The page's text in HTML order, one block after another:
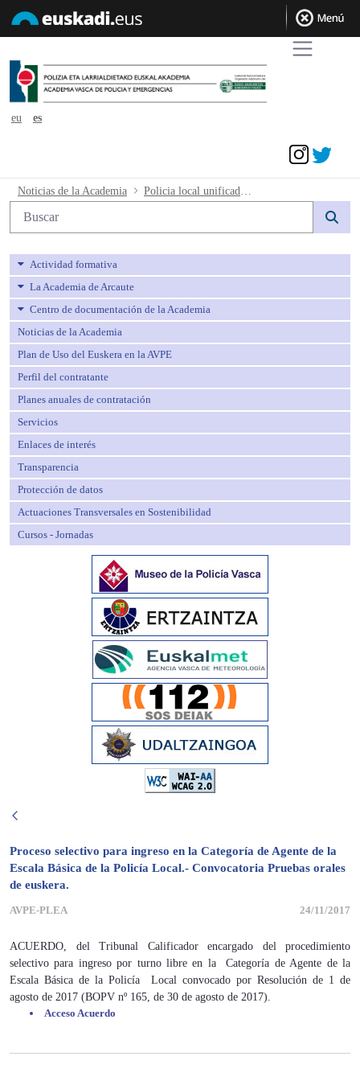
eu
es
Policia local unificada_ Pruebas orales
Noticias de la Academia
Búsqueda web
Actividad formativa
La Academia de Arcaute
Centro de documentación de la Academia
Noticias de la Academia
Plan de Uso del Euskera en la AVPE
Perfil del contratante
Planes anuales de contratación
Servicios
Enlaces de interés
Transparencia
Protección de datos
Actuaciones Transversales en Sostenibilidad
Cursos - Jornadas
Proceso selectivo para ingreso en la Categoría de Agente de la
Escala Básica de la Policía Local.- Convocatoria Pruebas orales
de euskera.
AVPE-PLEA 24/11/2017
ACUERDO, del Tribunal Calificador encargado del procedimiento
selectivo para ingreso por turno libre en la Categoría de Agente de la
Escala Básica de la Policía Local convocado por Resolución de 1 de
agosto de 2017 (BOPV nº 165, de 30 de agosto de 2017).
Acceso Acuerdo